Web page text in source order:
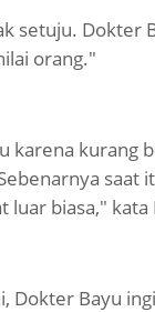
setuju. Dokter
orang."
karena kurang
saat
luar biasa,"
Dokter Bayu